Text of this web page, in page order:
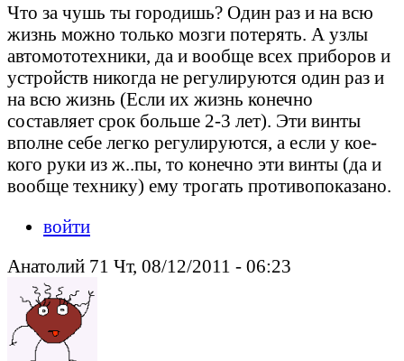
Что за чушь ты городишь? Один раз и на всю
жизнь можно только мозги потерять. А узлы
автомототехники, да и вообще всех приборов и
устройств никогда не регулируются один раз и
на всю жизнь (Если их жизнь конечно
составляет срок больше 2-3 лет). Эти винты
вполне себе легко регулируются, а если у кое-
кого руки из ж..пы, то конечно эти винты (да и
вообще технику) ему трогать противопоказано.
войти
Анатолий 71 Чт, 08/12/2011 - 06:23